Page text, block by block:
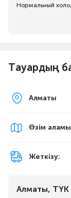
Тауардың
Алматы
Өзім
Жеткізу:
Алматы, ТҮК